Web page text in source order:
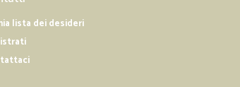
lista dei desideri